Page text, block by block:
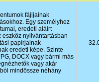
fájljainak
Egy személyhez
eredeti aláírt
nyilvántartásban
papírjainak
eredeti képe. Szinte
DOCX vagy bármi más
vagy akár
mindössze néhány